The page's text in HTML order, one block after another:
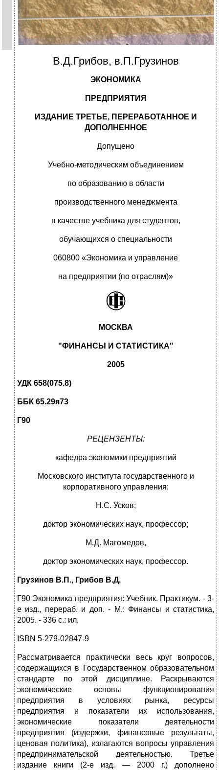
В.Д.Грибов, в.П.Грузинов
ЭКОНОМИКА
ПРЕДПРИЯТИЯ
ИЗДАНИЕ ТРЕТЬЕ, ПЕРЕРАБОТАННОЕ И
ДОПОЛНЕННОЕ
Допущено
Учебно-методическим объединением
по образованию в области
производственного менеджмента
в качестве учебника для студентов,
обучающихся о специальности
060800 «Экономика и управление
на предприятии (по отраслям)»
МОСКВА
"ФИНАНСЫ И СТАТИСТИКА"
2005
УДК 658(075.8)
ББК 65.29я73
Г90
РЕЦЕНЗЕНТЫ:
кафедра экономики предприятий
Московского института государственного и
корпоративного управления;
Н.С. Усков;
доктор экономических наук, профессор;
М.Д. Магомедов,
доктор экономических наук, профессор.
Грузинов В.П., Грибов В.Д.
Г90 Экономика предприятия: Учебник. Практикум. - 3-
е изд., перераб. и доп. - М.: Финансы и статистика,
2005. - 336 с.: ил.
ISBN 5-279-02847-9
Рассматривается практически весь круг вопросов,
содержащихся в Государственном образовательном
стандарте по этой дисциплине. Раскрываются
экономические основы функционирования
предприятия в условиях рынка, ресурсы
предприятия и показатели их использования,
экономические показатели деятельности
предприятия (издержки, финансовые результаты,
ценовая политика), излагаются вопросы управления
предпринимательской деятельностью. Третье
издание книги (2-е изд. — 2000 г.) дополнено